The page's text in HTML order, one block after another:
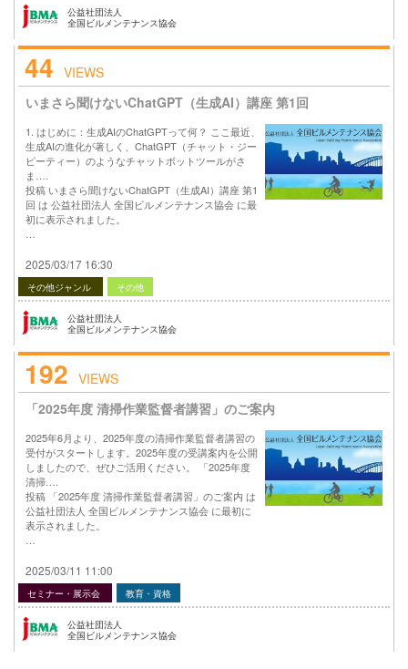
公益社団法人
全国ビルメンテナンス協会
44 VIEWS
いまさら聞けないChatGPT（生成AI）講座 第1回
1. はじめに：生成AIのChatGPTって何？ ここ最近、
生成AIの進化が著しく、ChatGPT（チャット・ジー
ピーティー）のようなチャットボットツールがさ
ま….
投稿 いまさら聞けないChatGPT（生成AI）講座 第1
回 は 公益社団法人 全国ビルメンテナンス協会 に最
初に表示されました。
2025/03/17 16:30
その他ジャンル その他
公益社団法人
全国ビルメンテナンス協会
192 VIEWS
「2025年度 清掃作業監督者講習」のご案内
2025年6月より、2025年度の清掃作業監督者講習の
受付がスタートします。2025年度の受講案内を公開
しましたので、ぜひご活用ください。 「2025年度
清掃….
投稿 「2025年度 清掃作業監督者講習」のご案内 は
公益社団法人 全国ビルメンテナンス協会 に最初に
表示されました。
2025/03/11 11:00
セミナー・展示会 教育・資格
公益社団法人
全国ビルメンテナンス協会